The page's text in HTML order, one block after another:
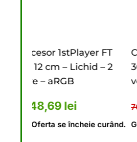
2
673,10 lei.
curent este: 448,69
Cooler Procesor
360 – bk FAST aRGB –
ventilatoare – aRGB
706,76lei Prețul
472,18
Grăbește-te! Oferta se